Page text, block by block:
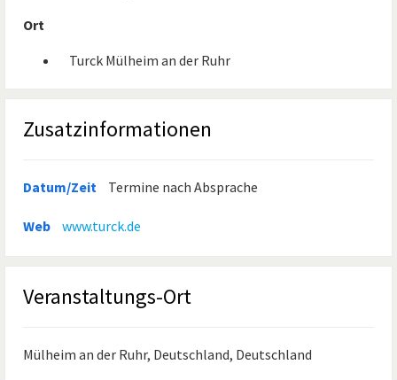
Ort
Turck Mülheim an der Ruhr
Zusatzinformationen
Datum/Zeit Termine nach Absprache
Web www.turck.de
Veranstaltungs-Ort
Mülheim an der Ruhr, Deutschland, Deutschland